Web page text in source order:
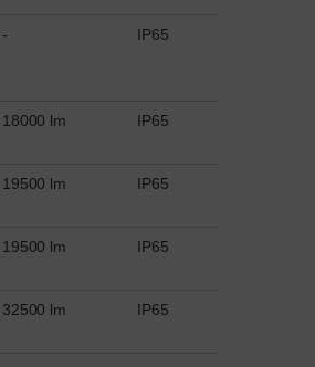
- IP65
18000 lm IP65
19500 lm IP65
19500 lm IP65
32500 lm IP65